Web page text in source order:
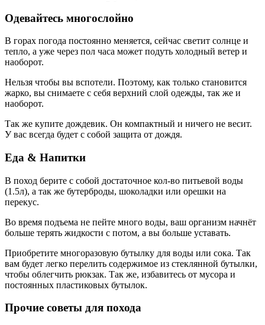
Одевайтесь многослойно
В горах погода постоянно меняется, сейчас светит солнце и
тепло, а уже через пол часа может подуть холодный ветер и
наоборот.
Нельзя чтобы вы вспотели. Поэтому, как только становится
жарко, вы снимаете с себя верхний слой одежды, так же и
наоборот.
Так же купите дождевик. Он компактный и ничего не весит.
У вас всегда будет с собой защита от дождя.
Еда & Напитки
В поход берите с собой достаточное кол-во питьевой воды
(1.5л), а так же бутерброды, шоколадки или орешки на
перекус.
Во время подъема не пейте много воды, ваш организм начнёт
больше терять жидкости с потом, а вы больше уставать.
Приобретите многоразовую бутылку для воды или сока. Так
вам будет легко перелить содержимое из стеклянной бутылки,
чтобы облегчить рюкзак. Так же, избавитесь от мусора и
постоянных пластиковых бутылок.
Прочие советы для похода